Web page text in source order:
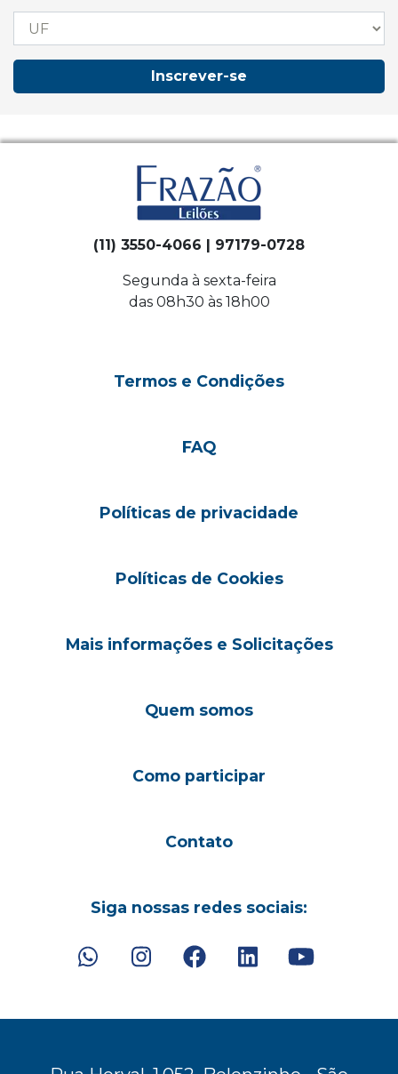
Inscrever-se
(11) 3550-4066 | 97179-0728
Segunda à sexta-feira
das 08h30 às 18h00
Termos e Condições
FAQ
Políticas de privacidade
Políticas de Cookies
Mais informações e Solicitações
Quem somos
Como participar
Contato
Siga nossas redes sociais: